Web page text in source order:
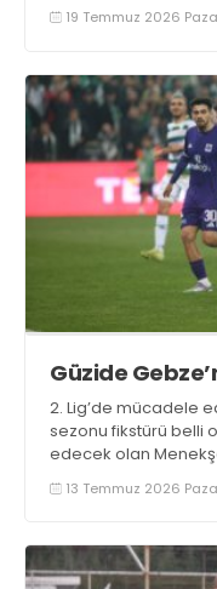
19 Temmuz 2026
Güzide
2. Lig’de mücadele
sezonu fikstürü belli
edecek olan
sezonu Hatayspor
13 Temmuz 2026